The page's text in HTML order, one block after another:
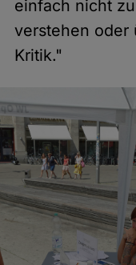
einfach nicht
verstehen oder
Kritik."